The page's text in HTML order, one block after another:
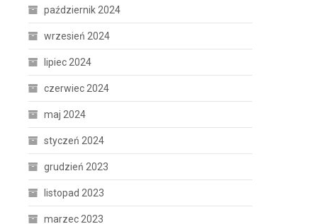
październik 2024
wrzesień 2024
lipiec 2024
czerwiec 2024
maj 2024
styczeń 2024
grudzień 2023
listopad 2023
marzec 2023